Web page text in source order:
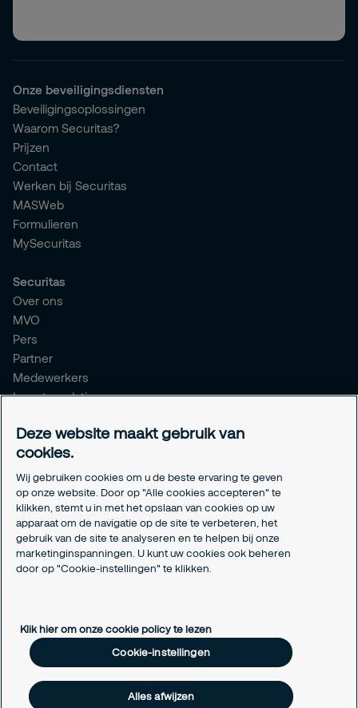
Onze beveiligingsdiensten
Beveiligingsoplossingen
Waarom Securitas?
Prijzen
Contact
Werken bij Securitas
MASWeb
Formulieren
MySecuritas
Securitas
Over ons
MVO
Pers
Partner
Medewerkers
Investor relations
Certificeringen
Aanmeldformulieren installatiepartners
Juridisch
Privacyverklaring
Algemene voorwaarden
Responsible disclosure
Cookie-instellingen
Deze website maakt gebruik van
cookies.
Wij gebruiken cookies om u de beste ervaring te geven
op onze website. Door op "Alle cookies accepteren" te
klikken, stemt u in met het opslaan van cookies op uw
apparaat om de navigatie op de site te verbeteren, het
gebruik van de site te analyseren en te helpen bij onze
marketinginspanningen. U kunt uw cookies ook beheren
door op "Cookie-instellingen" te klikken.
Klik hier om onze cookie policy te lezen
Cookie-instellingen
Alles afwijzen